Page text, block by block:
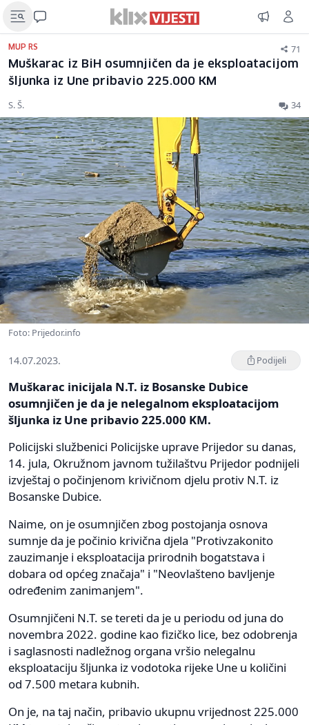
MUP RS 71
Muškarac iz BiH osumnjičen da je eksploatacijom
šljunka iz Une pribavio 225.000 KM
S. Š. 34
Foto: Prijedor.info
14.07.2023. Podijeli
Muškarac inicijala N.T. iz Bosanske Dubice
osumnjičen je da je nelegalnom eksploatacijom
šljunka iz Une pribavio 225.000 KM.
Policijski službenici Policijske uprave Prijedor su danas,
14. jula, Okružnom javnom tužilaštvu Prijedor podnijeli
izvještaj o počinjenom krivičnom djelu protiv N.T. iz
Bosanske Dubice.
Naime, on je osumnjičen zbog postojanja osnova
sumnje da je počinio krivična djela "Protivzakonito
zauzimanje i eksploatacija prirodnih bogatstava i
dobara od općeg značaja" i "Neovlašteno bavljenje
određenim zanimanjem".
Osumnjičeni N.T. se tereti da je u periodu od juna do
novembra 2022. godine kao fizičko lice, bez odobrenja
i saglasnosti nadležnog organa vršio nelegalnu
eksploataciju šljunka iz vodotoka rijeke Une u količini
od 7.500 metara kubnih.
On je, na taj način, pribavio ukupnu vrijednost 225.000